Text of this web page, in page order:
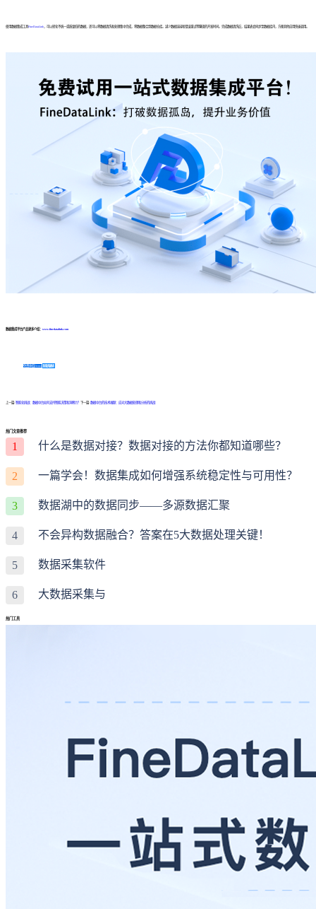
使用数据集成工具 FineDataLink ，可以转化不统一或质量低的数据，还可以将数据清洗和处理集中完成，将数据整合到数据仓库。减少数据连接和错误重试等繁琐的开发时间。完成数据清洗后，结果表会同步至数据库内，方便其他应用快速调用。
数据集成平台产品更多介绍： www.finedatalink.com
免费体验Demo 咨询方案
上一篇: 智能化挑战：数据中台如何支持智能决策和洞察力？ 下一篇: 数据中台的技术难题：应对大数据处理和分析的挑战
热门文章推荐
1 什么是数据对接？数据对接的方法你都知道哪些？
2 一篇学会！数据集成如何增强系统稳定性与可用性？
3 数据湖中的数据同步——多源数据汇聚
4 不会异构数据融合？答案在5大数据处理关键！
5 数据采集软件
6 大数据采集与
热门工具